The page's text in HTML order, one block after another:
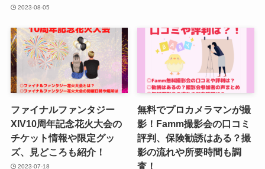
2023-08-05
ファイナルファンタジー
XIV10周年記念花火大会の
チケット情報や限定グッ
ズ、見どころも紹介！
2023-07-18
無料でプロカメラマンが撮
影！Famm撮影会の口コミ
評判、保険勧誘はある？撮
影の流れや所要時間も調
査！